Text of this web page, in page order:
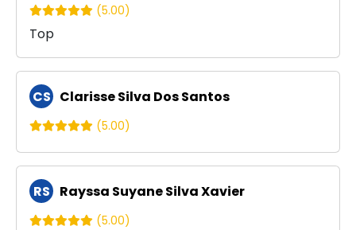
(5.00)
Top
CS Clarisse Silva Dos Santos
(5.00)
RS Rayssa Suyane Silva Xavier
(5.00)